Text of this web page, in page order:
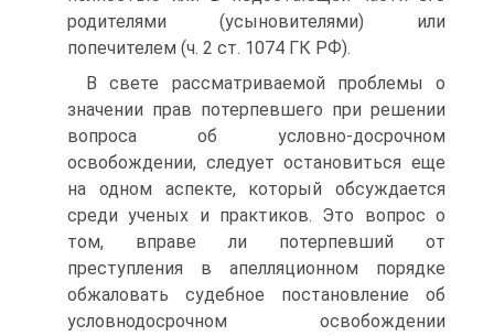
родителями (усыновителями) или
попечителем (ч. 2 ст. 1074 ГК РФ).
В свете рассматриваемой проблемы о
значении прав потерпевшего при решении
вопроса об условно-досрочном
освобождении, следует остановиться еще
на одном аспекте, который обсуждается
среди ученых и практиков. Это вопрос о
том, вправе ли потерпевший от
преступления в апелляционном порядке
обжаловать судебное постановление об
условно­досрочном освобождении